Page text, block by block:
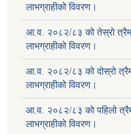
लाभग्राहीको विवरण।
आ.व. २०८२/८३ को तेस्रो
लाभग्राहीको विवरण।
आ.व. २०८२/८३ को दोस्रो
लाभग्राहीको विवरण।
आ.व. २०८२/८३ को पहिलो
लाभग्राहीको विवरण।